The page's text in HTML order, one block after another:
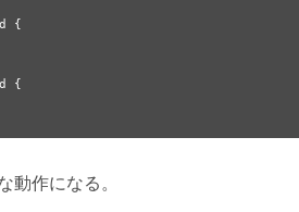
{
{
動作になる。